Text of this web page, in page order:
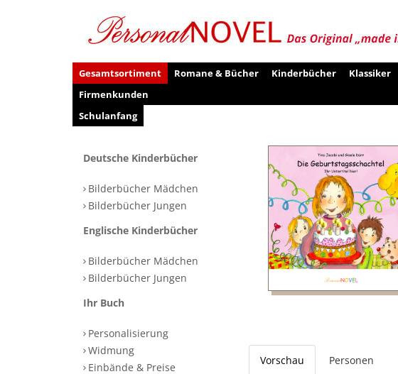
Gesamtsortiment Romane & Bücher Kinderbücher Klassiker
Firmenkunden
Schulanfang
Deutsche Kinderbücher
Bilderbücher Mädchen
Bilderbücher Jungen
Englische Kinderbücher
Bilderbücher Mädchen
Bilderbücher Jungen
Ihr Buch
Personalisierung
Widmung
Einbände & Preise
Vorschau Personen